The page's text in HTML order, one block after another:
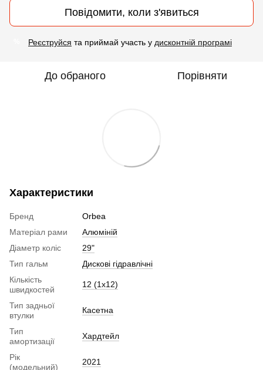
Повідомити, коли з'явиться
Реєструйся та приймай участь у дисконтній програмі
До обраного Порівняти
Характеристики
Бренд
Orbea
Матеріал рами
Алюміній
Діаметр коліс
29"
Тип гальм
Дискові гідравлічні
Кількість
швидкостей
12 (1х12)
Тип задньої
втулки
Касетна
Тип
амортизації
Хардтейл
Рік
(модельний)
2021